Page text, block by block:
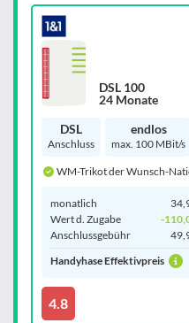
DSL 100
24 Monate
DSL
Anschluss
endlos
max. 100 MBit/s
WM-Trikot der Wunsch-
monatlich
Wert d. Zugabe
-
Anschluss­gebühr
Handyhase Effektivpreis
4.8